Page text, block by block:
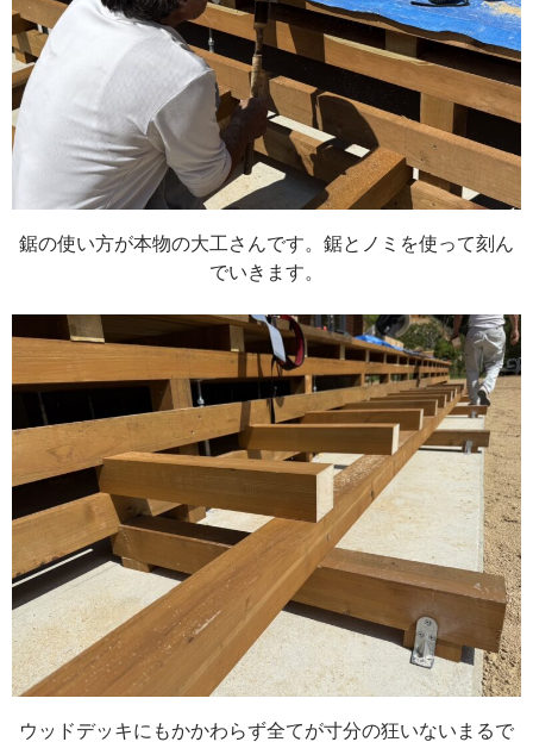
鋸の使い方が本物の大工さんです。鋸とノミを使って刻ん
でいきます。
ウッドデッキにもかかわらず全てが寸分の狂いないまるで